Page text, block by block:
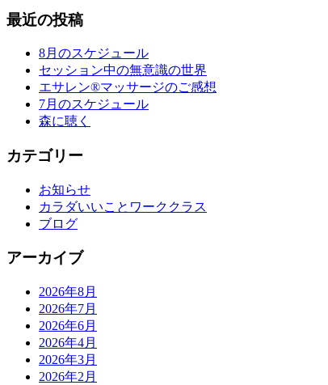
最近の投稿
8月のスケジュール
セッション中の無意識の世界
エサレン®︎マッサージのご感想
7月のスケジュール
森に聴く
カテゴリー
お知らせ
カラダいいことワーククラス
ブログ
アーカイブ
2026年8月
2026年7月
2026年6月
2026年4月
2026年3月
2026年2月